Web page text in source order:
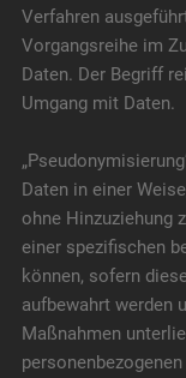
Verfahren
Vorgangsreihe im
Daten. Der Begriff
Umgang mit Daten.
Daten in einer
ohne Hinzuziehung
einer spezifischen
können, sofern
aufbewahrt werden
Maßnahmen